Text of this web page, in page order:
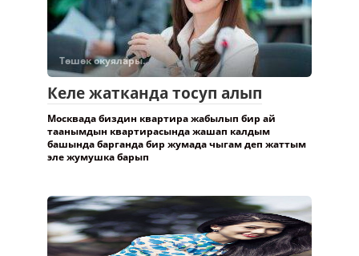
Төшөк окуялары.
Келе жатканда тосуп алып
Москвада биздин квартира жабылып бир ай
таанымдын квартирасында жашап калдым
башында барганда бир жумада чыгам деп жаттым
эле жумушка барып